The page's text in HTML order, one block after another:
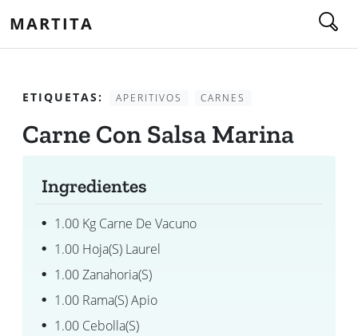
MARTITA
ETIQUETAS: APERITIVOS CARNES
Carne Con Salsa Marina
Ingredientes
1.00 Kg Carne De Vacuno
1.00 Hoja(s) Laurel
1.00 Zanahoria(s)
1.00 Rama(s) Apio
1.00 Cebolla(s)